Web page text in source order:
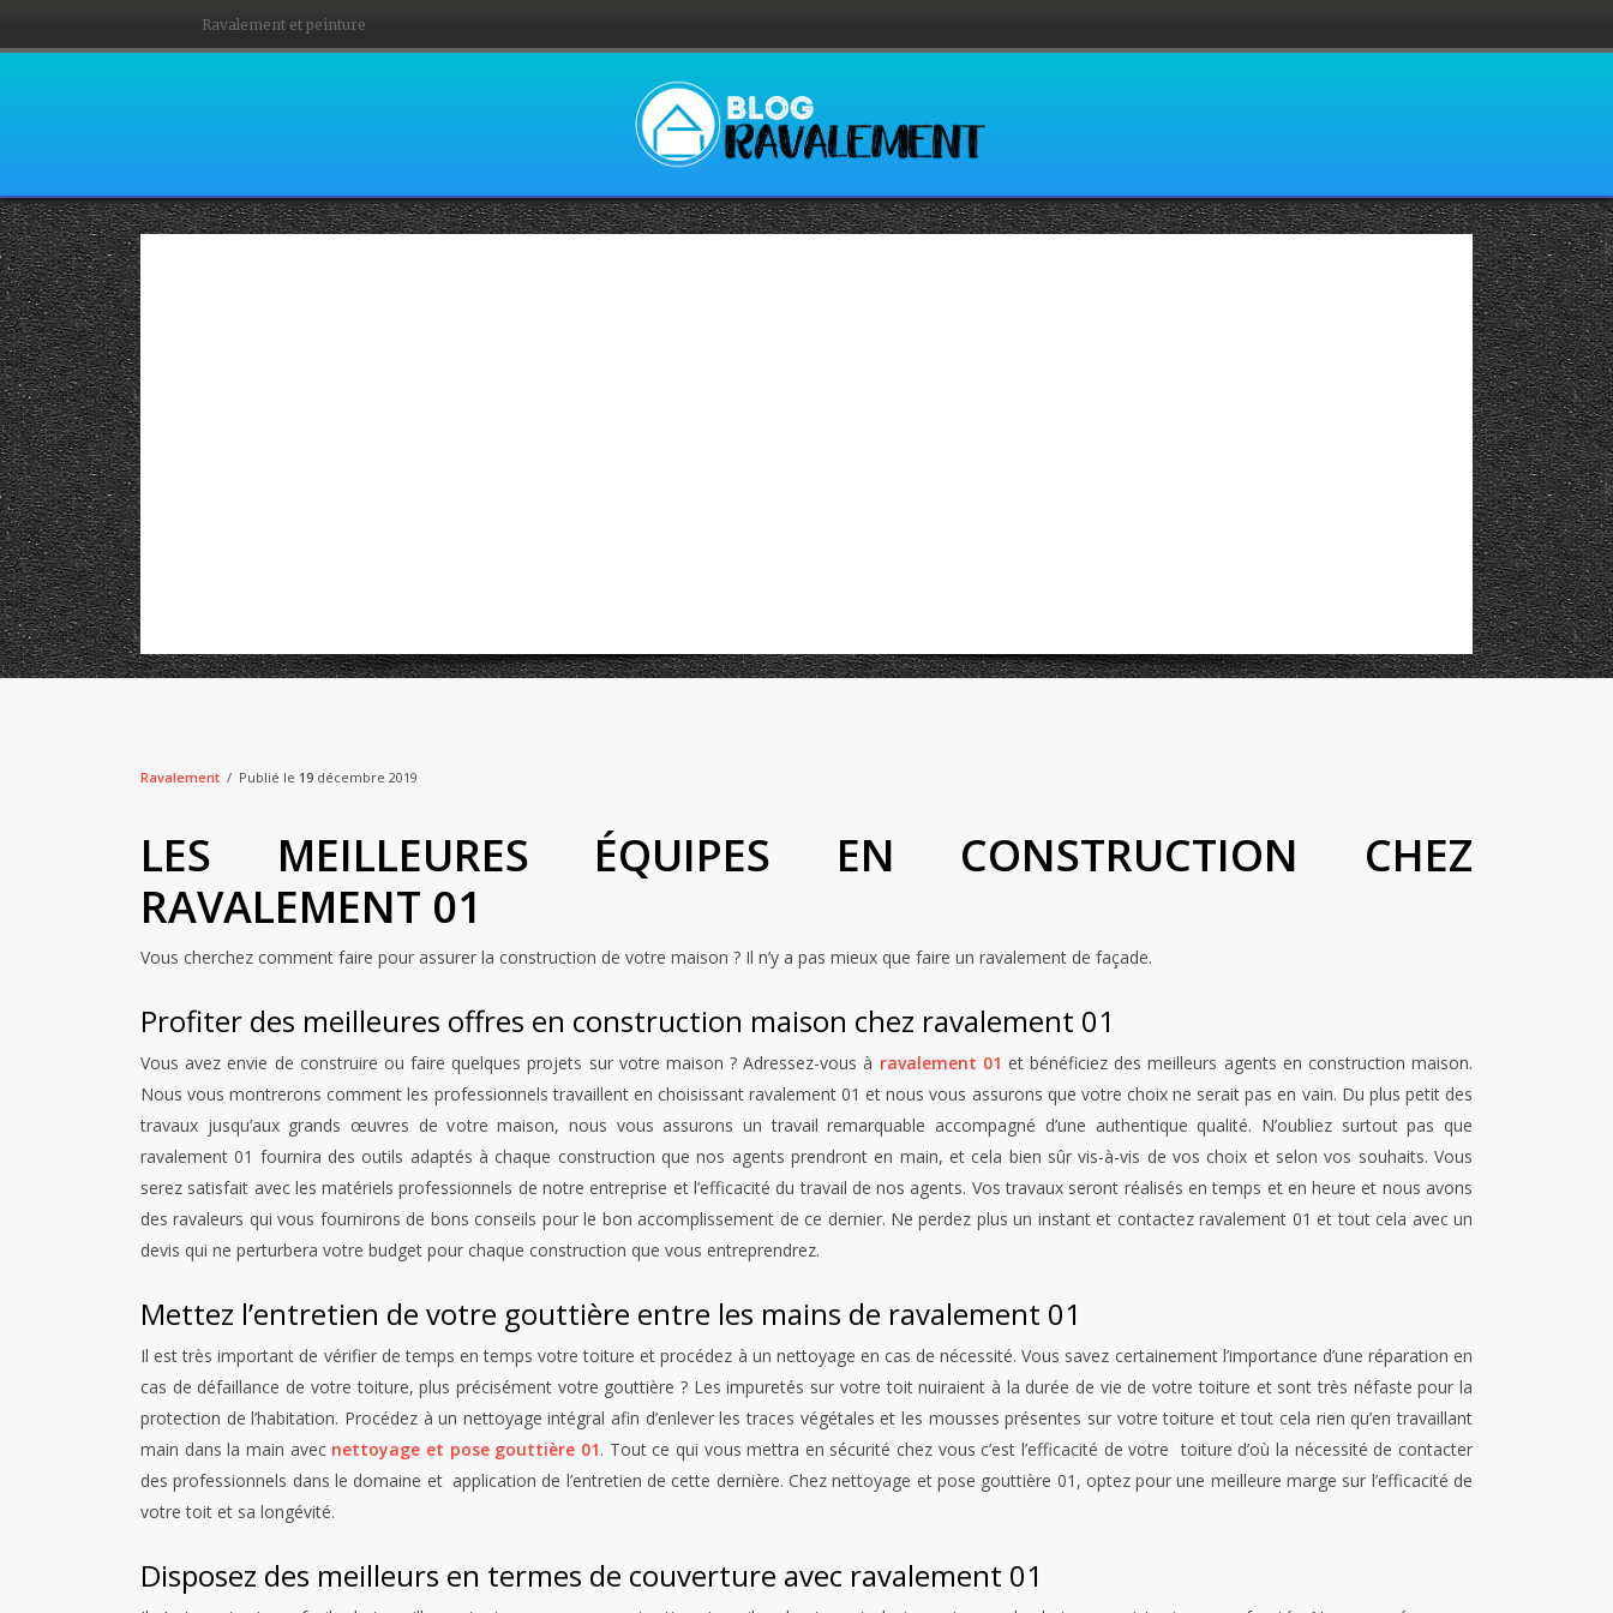
Ravalement et peinture
Ravalement Publié le 19 décembre 2019
LES MEILLEURES ÉQUIPES EN CONSTRUCTION CHEZ
RAVALEMENT 01
Vous cherchez comment faire pour assurer la construction de votre maison ? Il n’y a pas mieux que faire un ravalement de façade.
Profiter des meilleures offres en construction maison chez ravalement 01
Vous avez envie de construire ou faire quelques projets sur votre maison ? Adressez-vous à ravalement 01 et bénéficiez des meilleurs agents en construction maison.
Nous vous montrerons comment les professionnels travaillent en choisissant ravalement 01 et nous vous assurons que votre choix ne serait pas en vain. Du plus petit des
travaux jusqu’aux grands œuvres de votre maison, nous vous assurons un travail remarquable accompagné d’une authentique qualité. N’oubliez surtout pas que
ravalement 01 fournira des outils adaptés à chaque construction que nos agents prendront en main, et cela bien sûr vis-à-vis de vos choix et selon vos souhaits. Vous
serez satisfait avec les matériels professionnels de notre entreprise et l’efficacité du travail de nos agents. Vos travaux seront réalisés en temps et en heure et nous avons
des ravaleurs qui vous fournirons de bons conseils pour le bon accomplissement de ce dernier. Ne perdez plus un instant et contactez ravalement 01 et tout cela avec un
devis qui ne perturbera votre budget pour chaque construction que vous entreprendrez.
Mettez l’entretien de votre gouttière entre les mains de ravalement 01
Il est très important de vérifier de temps en temps votre toiture et procédez à un nettoyage en cas de nécessité. Vous savez certainement l’importance d’une réparation en
cas de défaillance de votre toiture, plus précisément votre gouttière ? Les impuretés sur votre toit nuiraient à la durée de vie de votre toiture et sont très néfaste pour la
protection de l’habitation. Procédez à un nettoyage intégral afin d’enlever les traces végétales et les mousses présentes sur votre toiture et tout cela rien qu’en travaillant
main dans la main avec nettoyage et pose gouttière 01. Tout ce qui vous mettra en sécurité chez vous c’est l’efficacité de votre toiture d’où la nécessité de contacter
des professionnels dans le domaine et application de l’entretien de cette dernière. Chez nettoyage et pose gouttière 01, optez pour une meilleure marge sur l’efficacité de
votre toit et sa longévité.
Disposez des meilleurs en termes de couverture avec ravalement 01